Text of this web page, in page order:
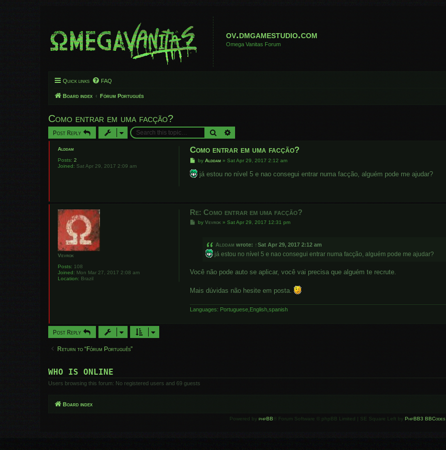
ov.dmgamestudio.com
Omega Vanitas Forum
Quick links FAQ
Board index Fórum Português
Como entrar em uma facção?
Post Reply Search
Alddam
Posts: 2
Joined: Sat Apr 29, 2017 2:09 am
Como entrar em uma facção?
P
s
t
byAlddam »Sat Apr 29, 2017 2:12 am
já estou no nível 5 e nao consegui entrar numa facção, alguém pode me ajudar?
Vevrok
Posts: 108
Joined: Mon Mar 27, 2017 2:08 am
Location: Brazil
Re: Como entrar em uma facção?
PbyVevrok »Sat Apr 29, 2017 12:31 pm
Alddam wrote: ↑Sat Apr 29, 2017 2:12 am
já estou no nível 5 e nao consegui entrar numa facção, alguém pode me ajudar?
Você não pode auto se aplicar, você vai precisa que alguém te recrute.
Mais dúvidas não hesite em posta.
Languages: Portuguese,English,spanish
Post Reply
Return to “Fórum Português”
WHO IS ONLINE
Users browsing this forum: No registered users and 69 guests
Board index
Powered by phpBB ® Forum Software © phpBB Limited | SE Square Left by PhpBB3 BBCodes